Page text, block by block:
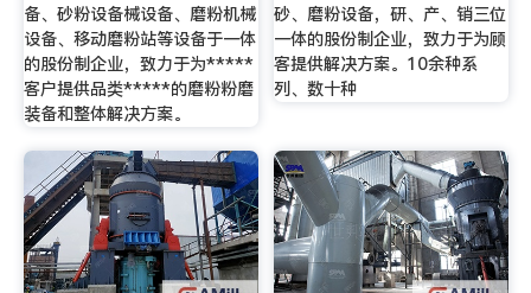
备、砂粉设备械设备、磨粉机械
设备、移动磨粉站等设备于一体
的股份制企业，致力于为*****
客户提供品类*****的磨粉粉磨
装备和整体解决方案。
砂、磨粉设备，研、产、销三位
一体的股份制企业，致力于为顾
客提供解决方案。10余种系
列、数十种